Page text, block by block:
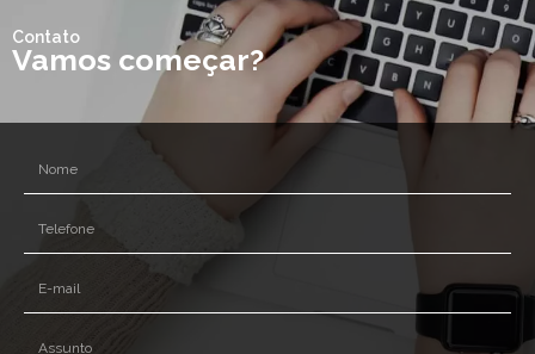
Contato
Vamos começar?